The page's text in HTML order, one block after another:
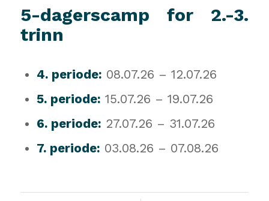
5-dagerscamp for 2.-3.
trinn
4. periode: 08.07.26 – 12.07.26
5. periode: 15.07.26 – 19.07.26
6. periode: 27.07.26 – 31.07.26
7. periode: 03.08.26 – 07.08.26